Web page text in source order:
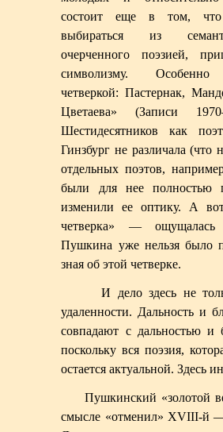
состоит еще в том,
выбираться из
очерченного поэзией,
символизму. Особенно
четверкой: Пастернак,
Цветаева» (Записи
Шестидесятников как
Гинзбург не различала (что
отдельных поэтов,
были для нее полностью
изменили ее оптику. А
четверка» —
Пушкина уже нельзя было
зная об этой четверке.
И дело здесь не
удаленности. Дальность и
совпадают с дальностью и
поскольку вся поэзия,
остается актуальной. Здесь
Пушкинский «золотой
смысле «отменил» XVIII-й